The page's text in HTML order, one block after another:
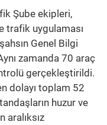
Şube ekipleri,
trafik uygulaması
Genel Bilgi
zamanda 70 araç
gerçekleştirildi.
dolayı toplam 52
huzur ve
aralıksız